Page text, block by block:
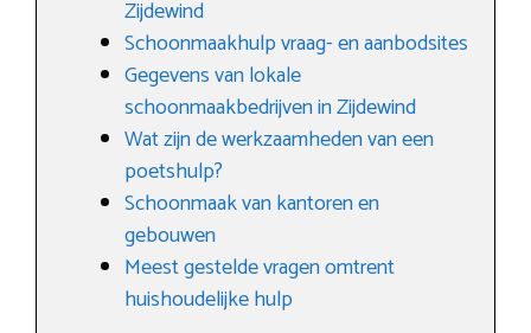
Zijdewind
Schoonmaakhulp vraag- en aanbodsites
Gegevens van lokale
schoonmaakbedrijven in Zijdewind
Wat zijn de werkzaamheden van een
poetshulp?
Schoonmaak van kantoren en
gebouwen
Meest gestelde vragen omtrent
huishoudelijke hulp